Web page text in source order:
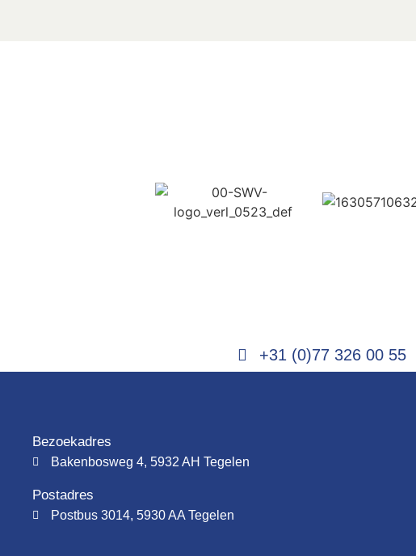
+31 (0)77 326 00 55
Bezoekadres
Bakenbosweg 4, 5932 AH Tegelen
Postadres
Postbus 3014, 5930 AA Tegelen